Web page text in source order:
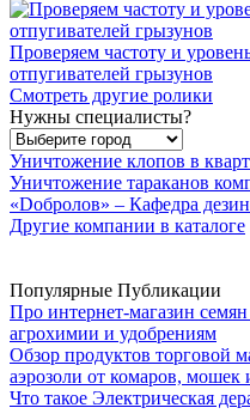
Проверяем частоту и
отпугивателей грызунов
Смотреть другие ролики
Нужны специалисты?
Уничтожение клопов в
Уничтожение тараканов
«Dобролов» – Кафедра
Другие компании в каталоге
Популярные Публикации
Про интернет-магазин
агрохимии и удобрениям
Обзор продуктов торговой
аэрозоли от комаров, мошек
Что такое Электрическая